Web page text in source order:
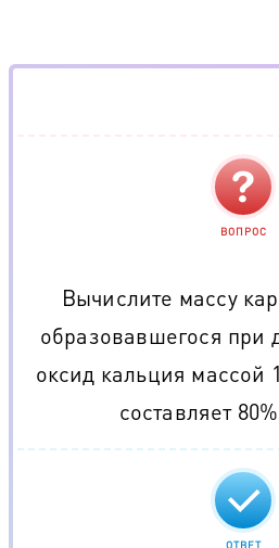
ВОПРОС
Вычислите массу
образовавшегося при
оксид кальция массой
составляет
ОТВЕТ